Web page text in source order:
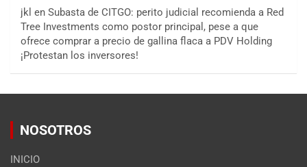
jkl en Subasta de CITGO: perito judicial recomienda a Red
Tree Investments como postor principal, pese a que
ofrece comprar a precio de gallina flaca a PDV Holding
¡Protestan los inversores!
NOSOTROS
INICIO